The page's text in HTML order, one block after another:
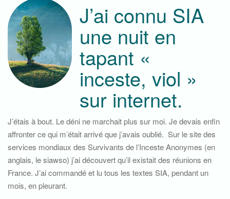
J’ai connu SIA
une nuit en
tapant «
inceste, viol »
sur internet.
J’étais à bout. Le déni ne marchait plus sur moi. Je devais enfin
affronter ce qui m’était arrivé que j’avais oublié. Sur le site des
services mondiaux des Survivants de l’Inceste Anonymes (en
anglais, le siawso) j’ai découvert qu’il existait des réunions en
France. J’ai commandé et lu tous les textes SIA, pendant un
mois, en pleurant.